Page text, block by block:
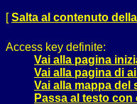
[Salta al contenuto
Access key definite:
Vai alla pagina
Vai alla pagina di
Vai alla mappa del
Passa al testo